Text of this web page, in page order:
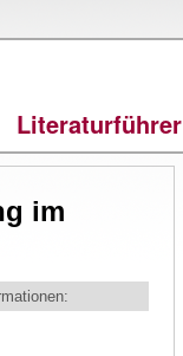
Literaturführer
im